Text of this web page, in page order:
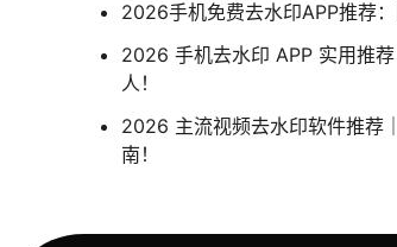
2026手机免费去水印APP推荐
2026 手机去水印 APP 实用推
人！
2026 主流视频去水印软件推荐
南！